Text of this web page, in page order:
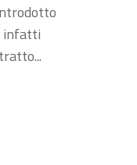
infatti